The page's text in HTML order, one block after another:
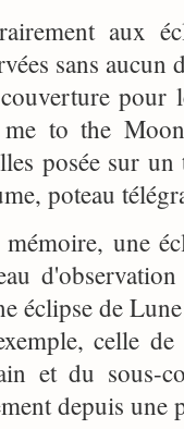
aux
sans aucun
pour
to the
posée sur
poteau
mémoire, une
éclipse de
celle
et du sous-
depuis une